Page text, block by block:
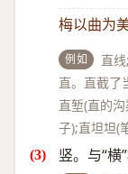
梅以曲为
例如
直
直。直截了
直堑(直的
子);直坦坦(
竖。与“